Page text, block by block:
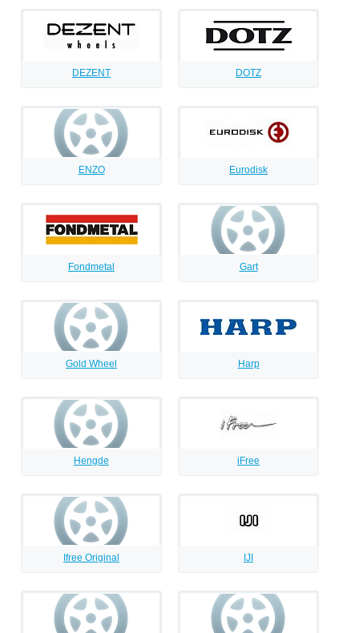
DEZENT DOTZ
ENZO Eurodisk
Fondmetal Gart
Gold Wheel Harp
Hengde iFree
Ifree Original IJI